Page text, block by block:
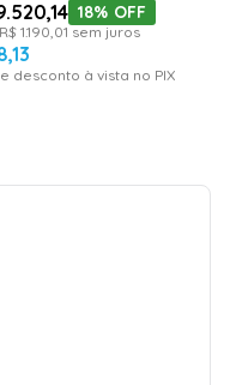
.520,14 18% OFF
R$ 1190 01sem juros
,13
desconto à vista no PIX